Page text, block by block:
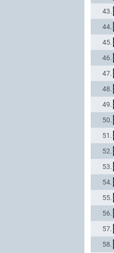
43.
44.
45.
46.
47.
48.
49.
50.
51.
52.
53.
54.
55.
56.
57.
58.